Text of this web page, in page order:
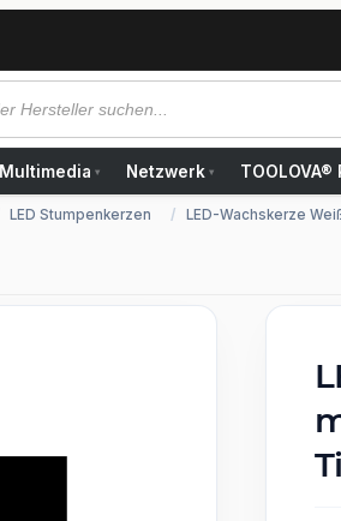
Multimedia ▾ Netzwerk ▾
LED Stumpenkerzen LED-Wachskerze